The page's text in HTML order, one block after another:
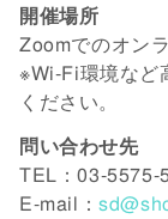
開催場所
Zoomでのオン
※Wi-Fi環境など
ください。
問い合わせ先
TEL：03-5575-
E-mail：